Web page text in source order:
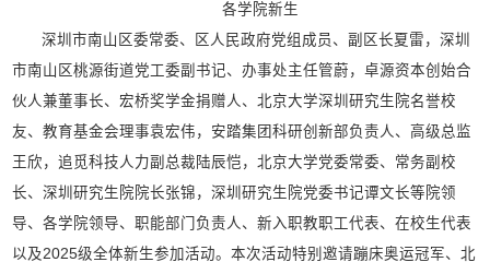
各学院新生
深圳市南山区委常委、区人民政府党组成员、副区长夏雷，深圳
市南山区桃源街道党工委副书记、办事处主任管蔚，卓源资本创始合
伙人兼董事长、宏桥奖学金捐赠人、北京大学深圳研究生院名誉校
友、教育基金会理事袁宏伟，安踏集团科研创新部负责人、高级总监
王欣，追觅科技人力副总裁陆辰恺，北京大学党委常委、常务副校
长、深圳研究生院院长张锦，深圳研究生院党委书记谭文长等院领
导、各学院领导、职能部门负责人、新入职教职工代表、在校生代表
以及2025级全体新生参加活动。本次活动特别邀请蹦床奥运冠军、北